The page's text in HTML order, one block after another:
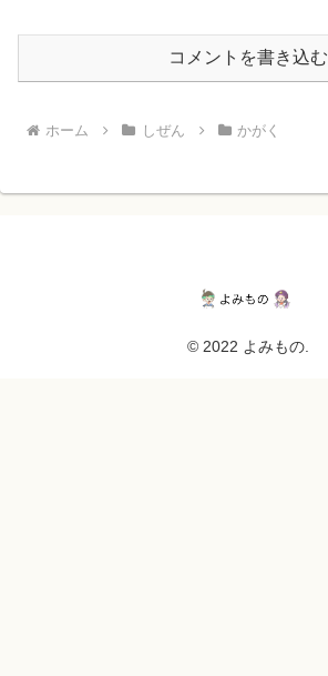
コメントを書き込む
ホーム しぜん かがく
© 2022 よみもの.